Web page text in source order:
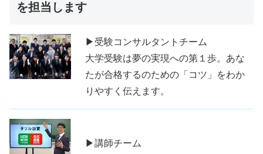
を担当します
▶受験コンサルタントチーム
大学受験は夢の実現への第１歩。あな
たが合格するのための「コツ」をわか
りやすく伝えます。
▶講師チーム